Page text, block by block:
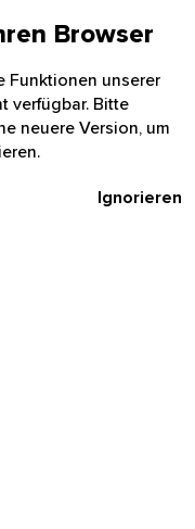
Browser
Funktionen unserer
verfügbar. Bitte
neuere Version, um
Ignorieren